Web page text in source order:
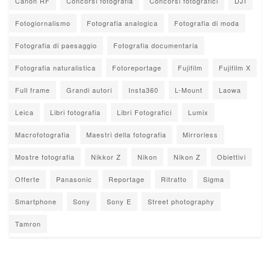
Fotogiornalismo Fotografia analogica Fotografia di moda
Fotografia di paesaggio Fotografia documentaria
Fotografia naturalistica Fotoreportage Fujifilm Fujifilm X
Full frame Grandi autori Insta360 L-Mount Laowa
Leica Libri fotografia Libri Fotografici Lumix
Macrofotografia Maestri della fotografia Mirrorless
Mostre fotografia Nikkor Z Nikon Nikon Z Obiettivi
Offerte Panasonic Reportage Ritratto Sigma
Smartphone Sony Sony E Street photography
Tamron